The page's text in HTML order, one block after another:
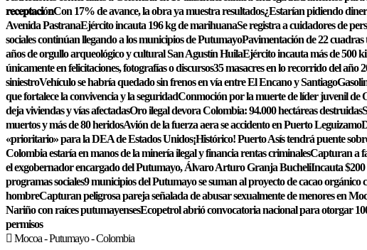
𝐫𝐞𝐜𝐞𝐩𝐭𝐚𝐜𝐢ó𝐧Con 17% de avance, la obra ya muestra resultados¿Estarían pidiendo
Avenida PastranaEjército incauta 196 kg de marihuanaSe registra a cuidadores de
sociales continúan llegando a los municipios de PutumayoPavimentación de 22
años de orgullo arqueológico y cultural San Agustín HuilaEjército incauta más de 500
únicamente en felicitaciones, fotografías o discursos35 masacres en lo recorrido del año
siniestroVehículo se habría quedado sin frenos en vía entre El Encano y Santiago
que fortalece la convivencia y la seguridadConmoción por la muerte de líder juvenil de
deja viviendas y vías afectadasOro ilegal devora Colombia: 94.000 hectáreas destruidas
muertos y más de 80 heridosAvión de la fuerza aera se accidento en Puerto Leguizamo
«prioritario» para la DEA de Estados Unidos¡Histórico! Puerto Asís tendrá puente
Colombia estaría en manos de la minería ilegal y financia rentas criminalesCapturan a
el exgobernador encargado del Putumayo, Álvaro Arturo Granja BucheliIncauta
programas sociales9 municipios del Putumayo se suman al proyecto de cacao orgánico
hombreCapturan peligrosa pareja señalada de abusar sexualmente de menores en
Nariño con raíces putumayensesEcopetrol abrió convocatoria nacional para otorgar
permisos
Mocoa - Putumayo - Colombia